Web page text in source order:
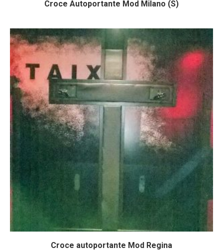
Croce Autoportante Mod Milano (S)
Croce autoportante Mod Regina